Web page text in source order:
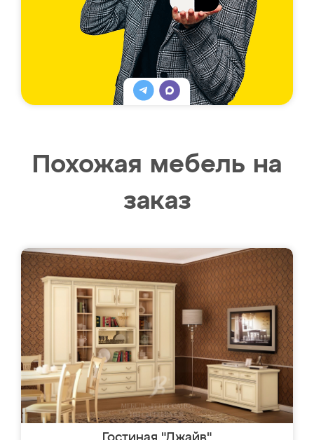
Похожая мебель на
заказ